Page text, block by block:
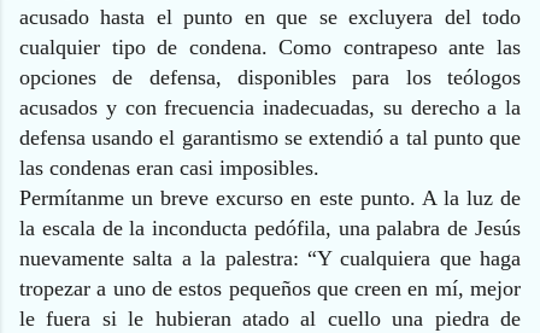
acusado hasta el punto en que se excluyera del todo
cualquier tipo de condena. Como contrapeso ante las
opciones de defensa, disponibles para los teólogos
acusados y con frecuencia inadecuadas, su derecho a la
defensa usando el garantismo se extendió a tal punto que
las condenas eran casi imposibles.
Permítanme un breve excurso en este punto. A la luz de
la escala de la inconducta pedófila, una palabra de Jesús
nuevamente salta a la palestra: “Y cualquiera que haga
tropezar a uno de estos pequeños que creen en mí, mejor
le fuera si le hubieran atado al cuello una piedra de